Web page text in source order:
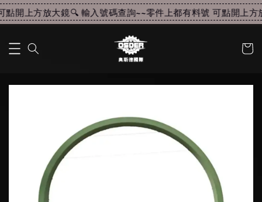
開上方放大鏡🔍 輸入號碼查詢~~零件上都有料號 可點開上方